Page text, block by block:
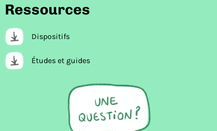
Ressources
Dispositifs
Études et guides